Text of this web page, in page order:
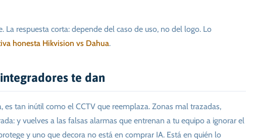
La respuesta corta: depende del caso de uso, no del logo. Lo
honesta Hikvision vs Dahua.
te dan
es tan inútil como el CCTV que reemplaza. Zonas mal trazadas,
y vuelves a las falsas alarmas que entrenan a tu equipo a ignorar el
y uno que decora no está en comprar IA. Está en quién lo